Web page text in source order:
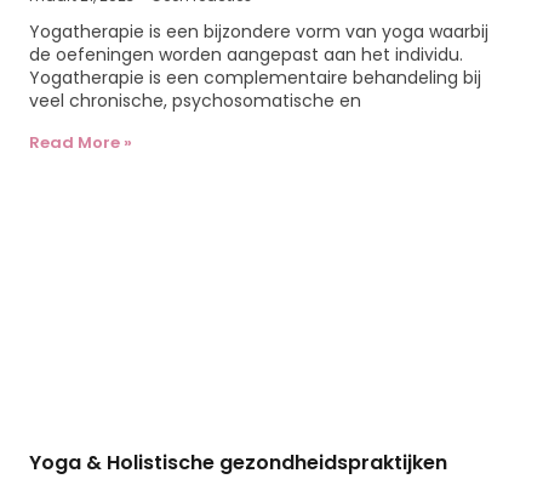
Yogatherapie is een bijzondere vorm van yoga waarbij
de oefeningen worden aangepast aan het individu.
Yogatherapie is een complementaire behandeling bij
veel chronische, psychosomatische en
Read More »
Yoga & Holistische gezondheidspraktijken